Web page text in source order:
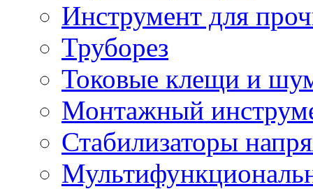
Инструмент для
Труборез
Токовые клещи и
Монтажный
Стабилизаторы